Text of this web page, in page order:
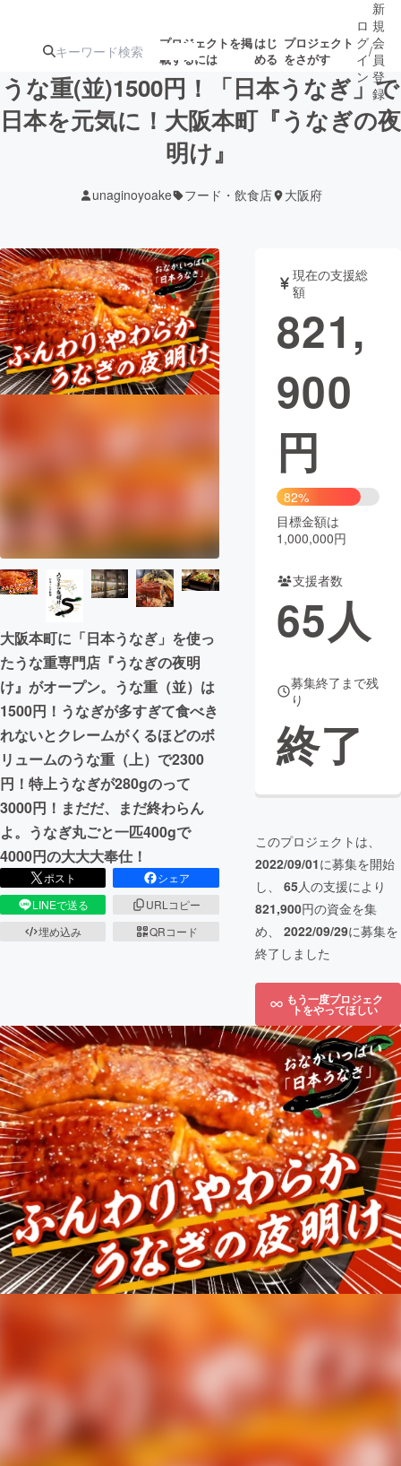
プロジェクトを掲
載するには
はじ
める
プロジェクト
をさがす
注目の新着プロ 募集終了が近いプ
テクノロジー・ガジェット
映像・映画 書籍・雑誌
ビジネス・起業 チャレンジ
CAMPFIRE for Social Good
CAMPFIRE Creation
CAMPFIREふるさと納税machi-ya コミュニティ
ロ
グ
イ
ン
/
新
規
会
員
登
録
うな重(並)1500円！「日本うなぎ」で
日本を元気に！大阪本町『うなぎの夜
明け』
unaginoyoake フード・飲食店 大阪府
大阪本町に「日本うなぎ」を使っ
たうな重専門店『うなぎの夜明
け』がオープン。うな重（並）は
1500円！うなぎが多すぎて食べき
れないとクレームがくるほどのボ
リュームのうな重（上）で2300
円！特上うなぎが280gのって
3000円！まだだ、まだ終わらん
よ。うなぎ丸ごと一匹400gで
4000円の大大大奉仕！
ポスト
シェア
LINEで送る
URLコピー
埋め込み
QRコード
現在の支援総
額
821,
900
円
82%
目標金額は
1,000,000円
支援者数
65人
募集終了まで残
り
終了
このプロジェクトは、
2022/09/01に募集を開始
し、 65人の支援により
821,900円の資金を集
め、 2022/09/29に募集を
終了しました
もう一度プロジェク
トをやってほしい